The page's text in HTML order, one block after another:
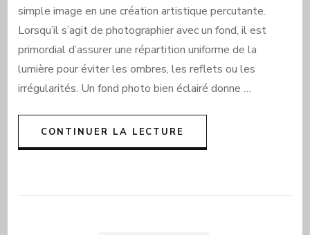
simple image en une création artistique percutante.
Lorsqu’il s’agit de photographier avec un fond, il est
primordial d’assurer une répartition uniforme de la
lumière pour éviter les ombres, les reflets ou les
irrégularités. Un fond photo bien éclairé donne …
CONTINUER LA LECTURE